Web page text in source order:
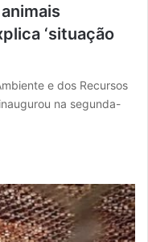
‘situação
e dos Recursos
na segunda-